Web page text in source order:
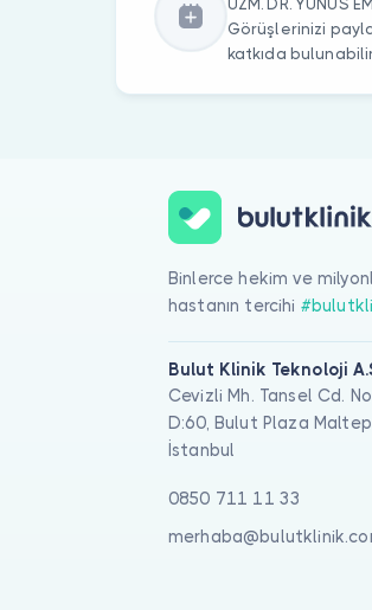
UZM. DR. YUNUS
Görüşlerinizi
katkıda
Binlerce hekim ve
hastanın tercihi
Bulut Klinik Teknoloji
Cevizli Mh. Tansel Cd.
D:60, Bulut Plaza
İstanbul
0850 711 11 33